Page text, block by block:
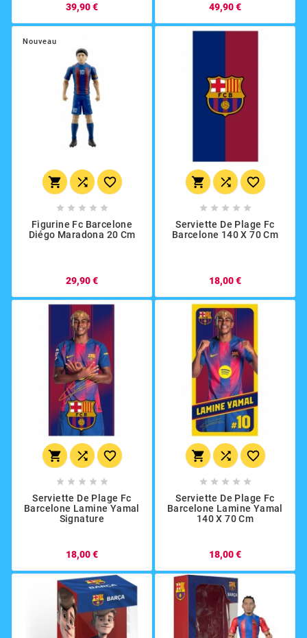
39,90 € 49,90 €
Nouveau
  
    
Figurine Fc Barcelone
Diégo Maradona 20 Cm
29,90 €
  
    
Serviette De Plage Fc
Barcelone 140 X 70 Cm
18,00 €
  
    
Serviette De Plage Fc
Barcelone Lamine Yamal
Signature
18,00 €
  
    
Serviette De Plage Fc
Barcelone Lamine Yamal
140 X 70 Cm
18,00 €